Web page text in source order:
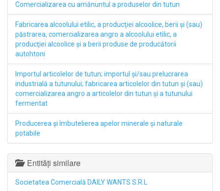
Comercializarea cu amănuntul a produselor din tutun
Fabricarea alcoolului etilic, a producţiei alcoolice, berii şi (sau)
păstrarea, comercializarea angro a alcoolului etilic, a
producţiei alcoolice şi a berii produse de producătorii
autohtoni
Importul articolelor de tutun; importul şi/sau prelucrarea
industrială a tutunului; fabricarea articolelor din tutun şi (sau)
comercializarea angro a articolelor din tutun şi a tutunului
fermentat
Producerea şi îmbutelierea apelor minerale şi naturale
potabile
Entități similare
Societatea Comercială DAILY WANTS S.R.L